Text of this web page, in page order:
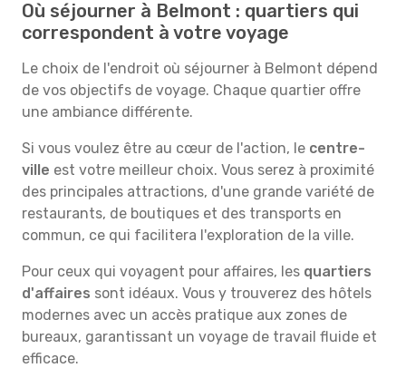
Où séjourner à Belmont : quartiers qui
correspondent à votre voyage
Le choix de l'endroit où séjourner à Belmont dépend
de vos objectifs de voyage. Chaque quartier offre
une ambiance différente.
Si vous voulez être au cœur de l'action, le centre-
ville est votre meilleur choix. Vous serez à proximité
des principales attractions, d'une grande variété de
restaurants, de boutiques et des transports en
commun, ce qui facilitera l'exploration de la ville.
Pour ceux qui voyagent pour affaires, les quartiers
d'affaires sont idéaux. Vous y trouverez des hôtels
modernes avec un accès pratique aux zones de
bureaux, garantissant un voyage de travail fluide et
efficace.